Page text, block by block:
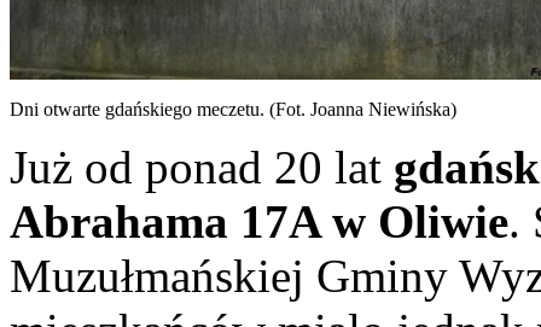
Dni otwarte gdańskiego meczetu. (Fot. Joanna Niewińska)
Już od ponad 20 lat
Abrahama 17A w Oliwie.
Muzułmańskiej Gminy